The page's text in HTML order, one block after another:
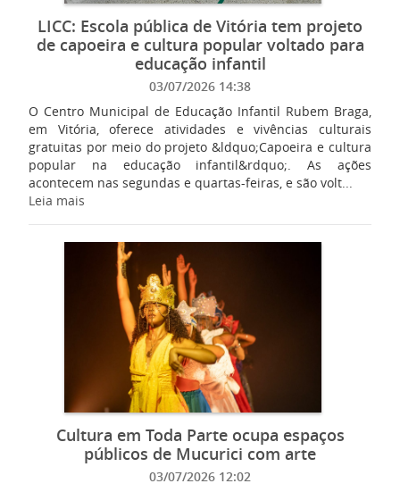
LICC: Escola pública de Vitória tem projeto
de capoeira e cultura popular voltado para
educação infantil
03/07/2026 14:38
O Centro Municipal de Educação Infantil Rubem Braga,
em Vitória, oferece atividades e vivências culturais
gratuitas por meio do projeto &ldquo;Capoeira e cultura
popular na educação infantil&rdquo;. As ações
acontecem nas segundas e quartas-feiras, e são volt...
Leia mais
Cultura em Toda Parte ocupa espaços
públicos de Mucurici com arte
03/07/2026 12:02